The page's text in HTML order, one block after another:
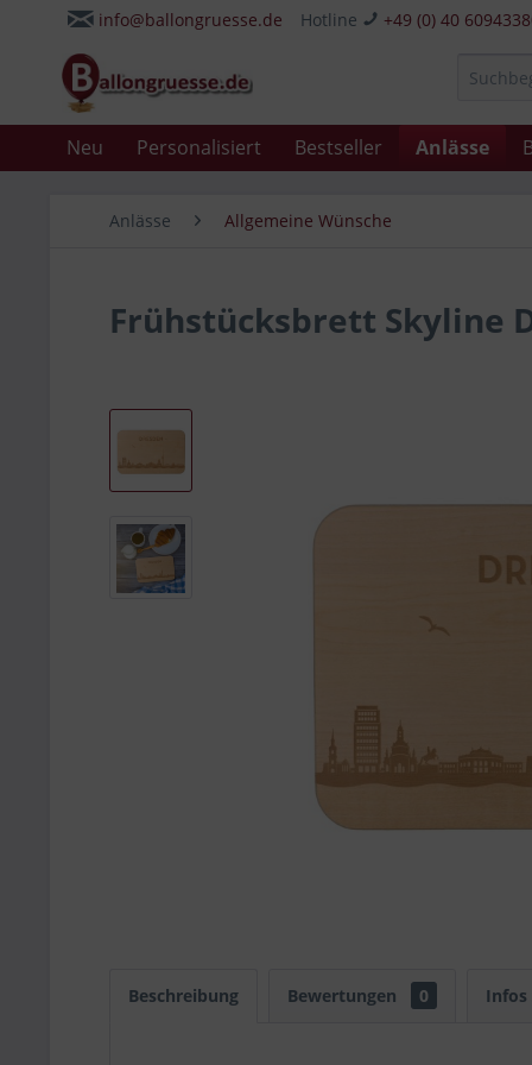
info@ballongruesse.de Hotline +49 (0) 40
Neu Personalisiert Bestseller Anlässe
Anlässe Allgemeine Wünsche
Frühstücksbrett Skyline
Beschreibung Bewertungen 0 Infos